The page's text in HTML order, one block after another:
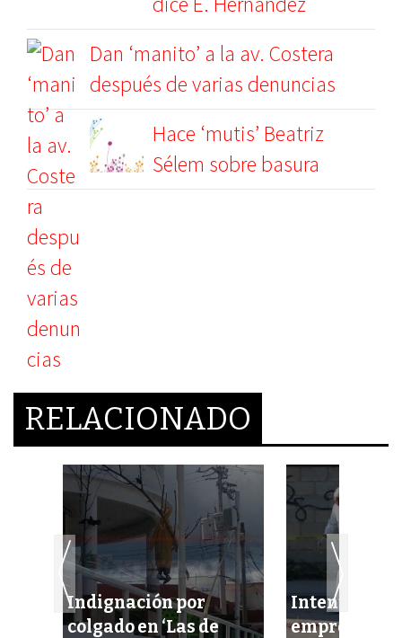
Dan ‘manito’ a la av. Costera
después de varias denuncias
Hace ‘mutis’ Beatriz
Sélem sobre basura
RELACIONADO
Indignación por
colgado en ‘Las de
Intentan
empresario